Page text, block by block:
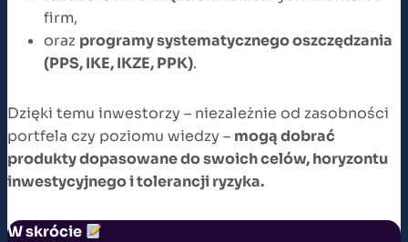
firm,
oraz programy systematycznego oszczędzania
(PPS, IKE, IKZE, PPK).
Dzięki temu inwestorzy – niezależnie od zasobności
portfela czy poziomu wiedzy – mogą dobrać
produkty dopasowane do swoich celów, horyzontu
inwestycyjnego i tolerancji ryzyka.
W skrócie